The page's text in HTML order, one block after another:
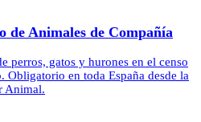
de Animales de Compañía
perros, gatos y hurones en el censo
en toda España desde la
Animal.